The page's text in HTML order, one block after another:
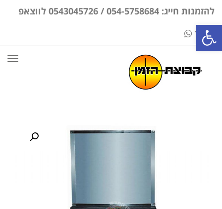
פתח סרגל נגישות
להזמנות חייג: 054-5758684 / 0543045726 לווצאפ
בלבד